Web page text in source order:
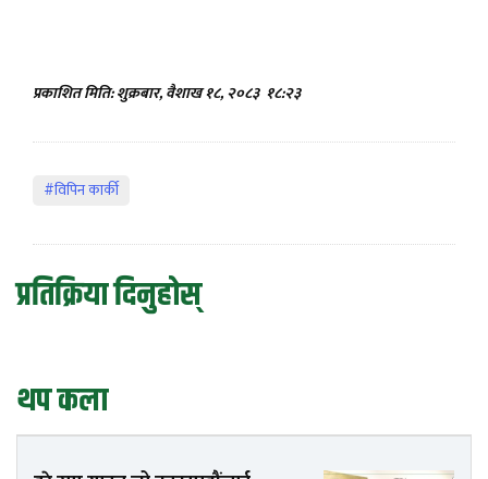
प्रकाशित मिति: शुक्रबार, वैशाख १८, २०८३ १८:२३
#विपिन कार्की
प्रतिक्रिया दिनुहोस्
थप कला